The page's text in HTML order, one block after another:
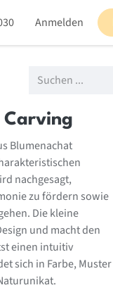
Blog
Anmelden
Carving
Blumenachat
nachgesagt,
zu fördern sowie
Die kleine
und macht den
einen intuitiv
sich in Farbe, Muster